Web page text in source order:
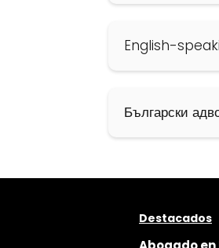
English-
Български
Destacados